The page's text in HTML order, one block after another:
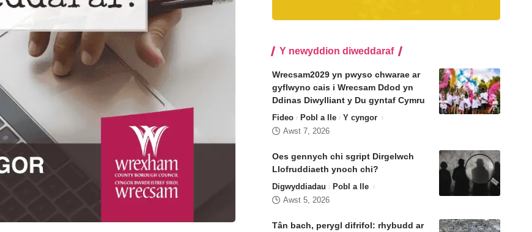
Y newyddion diweddaraf
Wrecsam2029 yn pwyso chwarae ar
gyflwyno cais i Wrecsam Ddod yn
Ddinas Diwylliant y Du gyntaf Cymru
Fideo Pobl a lle
Y cyngor
Awst 7, 2026
Oes gennych chi sgript Dirgelwch
Llofruddiaeth ynoch chi?
Digwyddiadau
Pobl a lle
Awst 5, 2026
Tân bach, perygl difrifol: rhybudd ar